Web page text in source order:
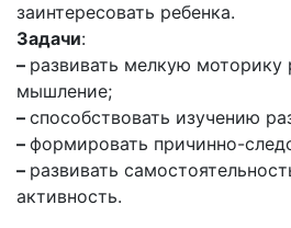
заинтересовать ребенка.
Задачи:
– развивать мелкую моторику
мышление;
– способствовать изучению
– формировать причинно-
– развивать
активность.